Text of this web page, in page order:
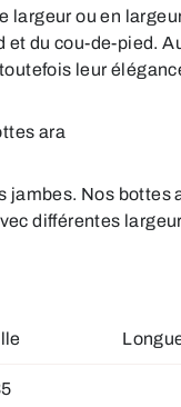
largeur ou en
du cou-de-pied.
leur
ara
Nos
différentes